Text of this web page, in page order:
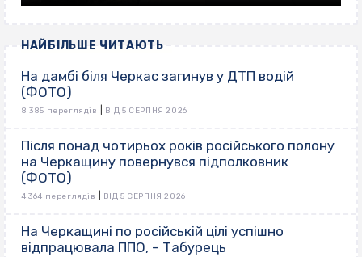
НАЙБІЛЬШЕ ЧИТАЮТЬ
На дамбі біля Черкас загинув у ДТП водій
(ФОТО)
8 385 переглядів ВІД 5 СЕРПНЯ 2026
Після понад чотирьох років російського полону
на Черкащину повернувся підполковник
(ФОТО)
4 364 переглядів ВІД 5 СЕРПНЯ 2026
На Черкащині по російській цілі успішно
відпрацювала ППО, – Табурець